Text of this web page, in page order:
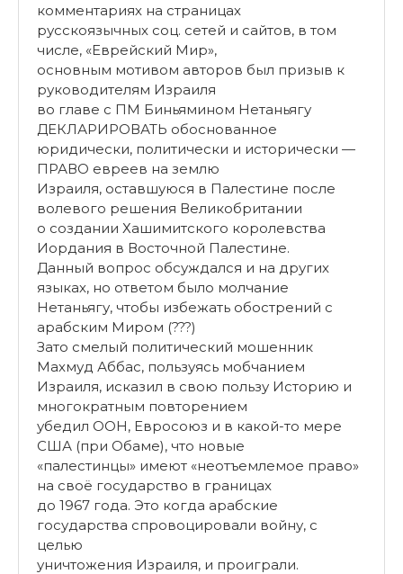
комментариях на страницах
русскоязычных соц. сетей и сайтов, в том
числе, «Еврейский Мир»,
основным мотивом авторов был призыв к
руководителям Израиля
во главе с ПМ Биньямином Нетаньягу
ДЕКЛАРИРОВАТЬ обоснованное
юридически, политически и исторически —
ПРАВО евреев на землю
Израиля, оставшуюся в Палестине после
волевого решения Великобритании
о создании Хашимитского королевства
Иордания в Восточной Палестине.
Данный вопрос обсуждался и на других
языках, но ответом было молчание
Нетаньягу, чтобы избежать обострений с
арабским Миром (???)
Зато смелый политический мошенник
Махмуд Аббас, пользуясь мобчанием
Израиля, исказил в свою пользу Историю и
многократным повторением
убедил ООН, Евросоюз и в какой-то мере
США (при Обаме), что новые
«палестинцы» имеют «неотъемлемое право»
на своё государство в границах
до 1967 года. Это когда арабские
государства спровоцировали войну, с
целью
уничтожения Израиля, и проиграли.